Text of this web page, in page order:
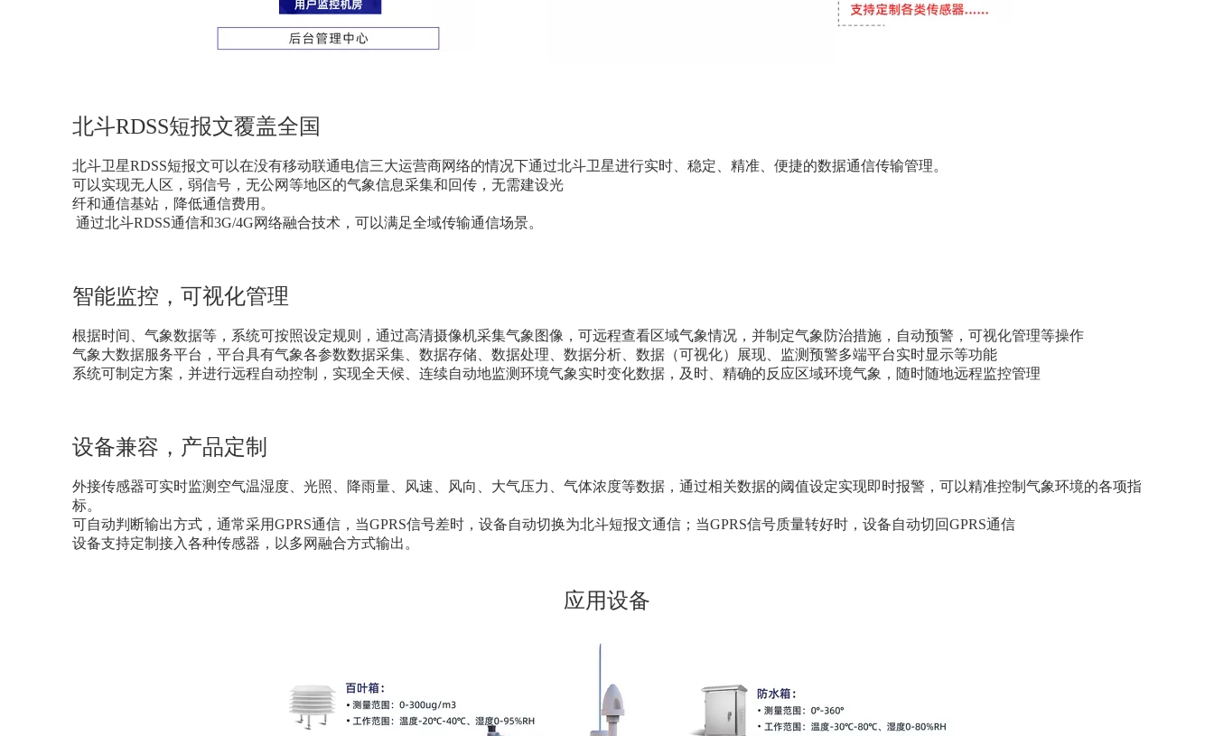
北斗RDSS短报文覆盖全国
北斗卫星RDSS短报文可以在没有移动联通电信三大运营商网络的情况下通过北斗卫星进行实时、稳定、精准、便捷的数据通信传输管理。
可以实现无人区，弱信号，无公网等地区的气象信息采集和回传，无需建设光
纤和通信基站，降低通信费用。
通过北斗RDSS通信和3G/4G网络融合技术，可以满足全域传输通信场景。
智能监控，可视化管理
根据时间、气象数据等，系统可按照设定规则，通过高清摄像机采集气象图像，可远程查看区域气象情况，并制定气象防治措施，自动预警，可视化管理等操作
气象大数据服务平台，平台具有气象各参数数据采集、数据存储、数据处理、数据分析、数据（可视化）展现、监测预警多端平台实时显示等功能
系统可制定方案，并进行远程自动控制，实现全天候、连续自动地监测环境气象实时变化数据，及时、精确的反应区域环境气象，随时随地远程监控管理
设备兼容，产品定制
外接传感器可实时监测空气温湿度、光照、降雨量、风速、风向、大气压力、气体浓度等数据，通过相关数据的阈值设定实现即时报警，可以精准控制气象环境的各项指
标。
可自动判断输出方式，通常采用GPRS通信，当GPRS信号差时，设备自动切换为北斗短报文通信；当GPRS信号质量转好时，设备自动切回GPRS通信
设备支持定制接入各种传感器，以多网融合方式输出。
应用设备